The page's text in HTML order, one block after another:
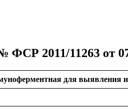
ФСР 2011/11263 от
для выявления